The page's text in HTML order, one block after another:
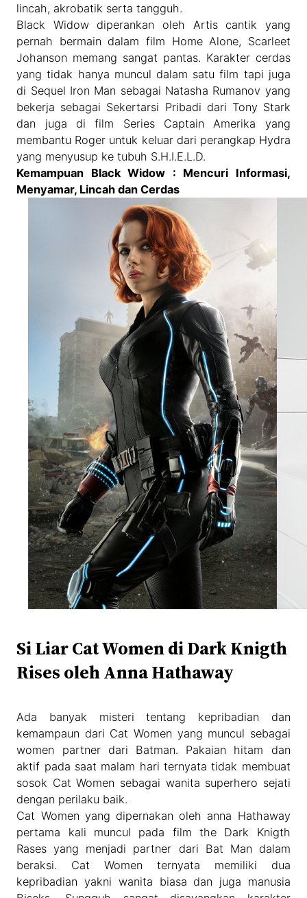
lincah, akrobatik serta tangguh.
Black Widow diperankan oleh Artis cantik yang
pernah bermain dalam film Home Alone, Scarleet
Johanson memang sangat pantas. Karakter cerdas
yang tidak hanya muncul dalam satu film tapi juga
di Sequel Iron Man sebagai Natasha Rumanov yang
bekerja sebagai Sekertarsi Pribadi dari Tony Stark
dan juga di film Series Captain Amerika yang
membantu Roger untuk keluar dari perangkap Hydra
yang menyusup ke tubuh S.H.I.E.L.D.
Kemampuan Black Widow : Mencuri Informasi,
Menyamar, Lincah dan Cerdas
Si Liar Cat Women di Dark Knigth
Rises oleh Anna Hathaway
Ada banyak misteri tentang kepribadian dan
kemampaun dari Cat Women yang muncul sebagai
women partner dari Batman. Pakaian hitam dan
aktif pada saat malam hari ternyata tidak membuat
sosok Cat Women sebagai wanita superhero sejati
dengan perilaku baik.
Cat Women yang dipernakan oleh anna Hathaway
pertama kali muncul pada film the Dark Knigth
Rases yang menjadi partner dari Bat Man dalam
beraksi. Cat Women ternyata memiliki dua
kepribadian yakni wanita biasa dan juga manusia